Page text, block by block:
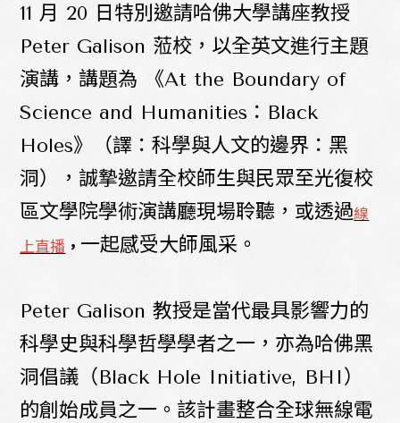
11 月 20 日特別邀請哈佛大學講座教授
Peter Galison 蒞校，以全英文進行主題
演講，講題為 《At the Boundary of
Science and Humanities：Black
Holes》（譯：科學與人文的邊界：黑
洞），誠摯邀請全校師生與民眾至光復校
區文學院學術演講廳現場聆聽，或透過線
上直播 ， 一起感受大師風采。
Peter Galison 教授是當代最具影響力的
科學史與科學哲學學者之一，亦為哈佛黑
洞倡議（Black Hole Initiative, BHI）
的創始成員之一。該計畫整合全球無線電